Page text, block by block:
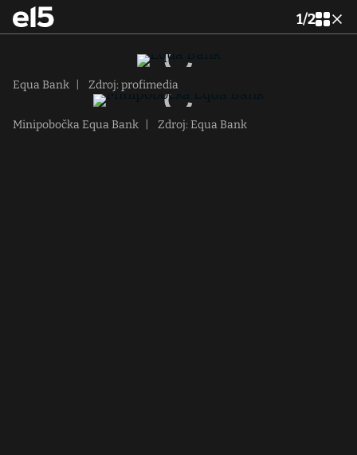
1/2
Equa Bank Zdroj: profimedia
Minipobočka Equa Bank Zdroj: Equa Bank